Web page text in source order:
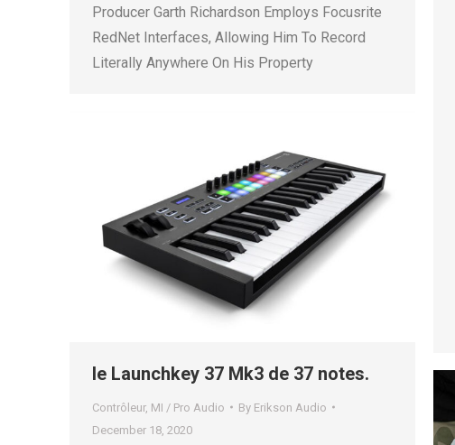
Producer Garth Richardson Employs Focusrite
RedNet Interfaces, Allowing Him To Record
Literally Anywhere On His Property
le Launchkey 37 Mk3 de 37 notes.
Contrôleur, MI / Pro Audio By Erikson Audio
December 18, 2020